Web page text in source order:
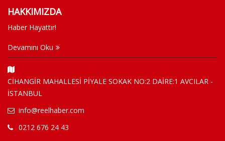
HAKKIMIZDA
Haber Hayattır!
Devamını Oku
CİHANGİR MAHALLESİ PİYALE SOKAK NO:2 DAİRE:1 AVCILAR -
İSTANBUL
info@reelhaber.com
0212 676 24 43